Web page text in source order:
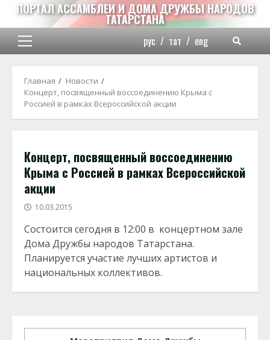
Перейти
содержимому
ПОРТАЛ АССАМБЛЕИ И ДОМА ДРУЖБЫ НАРОДОВ
ТАТАРСТАНА
Основное
рус / тат / eng
Главная
Новости
Концерт, посвященный воссоединению Крыма с
Россией в рамках Всероссийской акции
Концерт, посвященный воссоединению
Крыма с Россией в рамках Всероссийской
акции
10.03.2015
Состоится сегодня в 12:00 в концертном зале
Дома Дружбы народов Татарстана.
Планируется участие лучших артистов и
национальных коллективов.